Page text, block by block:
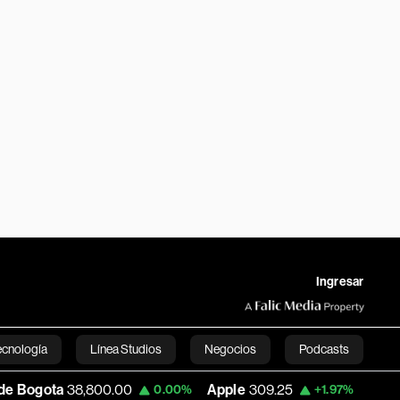
Ingresar
Línea Studios Negocios Podcasts
English0.00% Apple 309.25 +1.97% USD COP